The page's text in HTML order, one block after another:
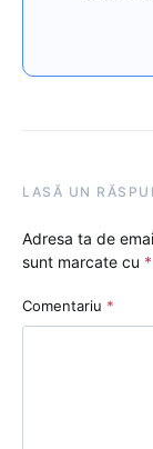
LASĂ UN
Adresa ta de
sunt marcate cu *
Comentariu *